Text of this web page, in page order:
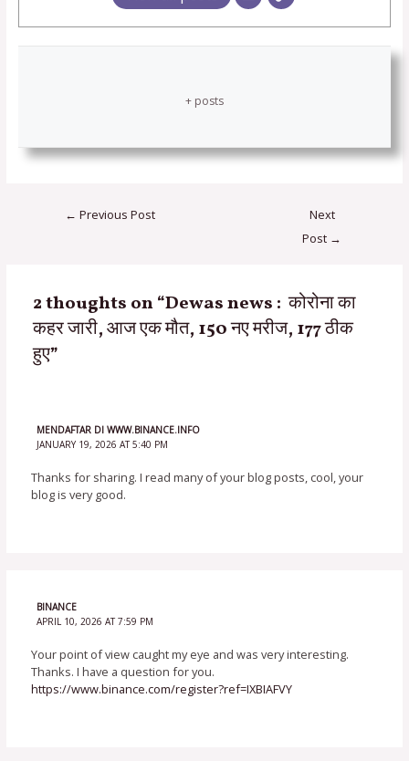
+ posts
← Previous Post
Next
Post →
2 thoughts on “Dewas news : कोरोना का
कहर जारी, आज एक मौत, 150 नए मरीज, 177 ठीक
हुए”
MENDAFTAR DI WWW.BINANCE.INFO
JANUARY 19, 2026 AT 5:40 PM
Thanks for sharing. I read many of your blog posts, cool, your
blog is very good.
BINANCE
APRIL 10, 2026 AT 7:59 PM
Your point of view caught my eye and was very interesting.
Thanks. I have a question for you.
https://www.binance.com/register?ref=IXBIAFVY